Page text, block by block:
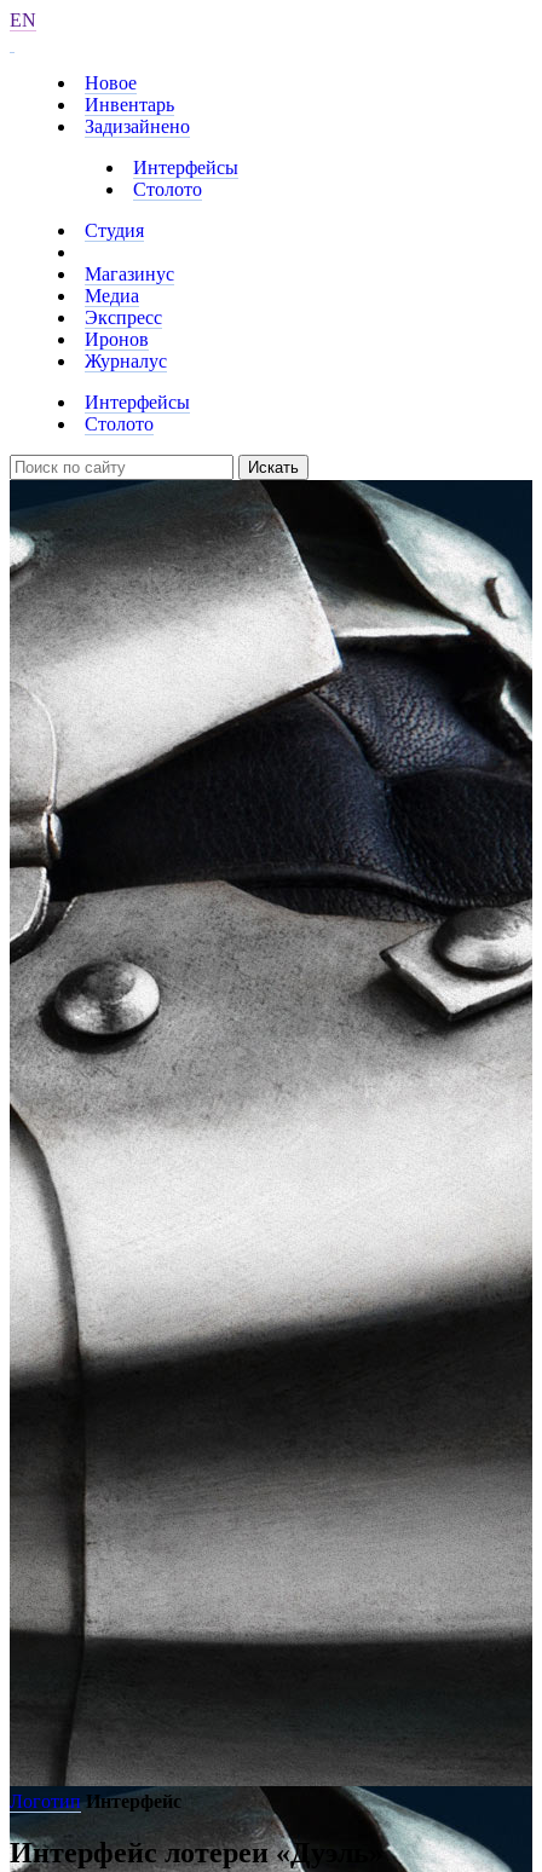
EN
Новое
Инвентарь
Задизайнено
Интерфейсы
Столото
Студия
Магазинус
Медиа
Экспресс
Иронов
Журналус
Интерфейсы
Столото
Искать
Логотип Интерфейс
Интерфейс лотереи «Дуэль»